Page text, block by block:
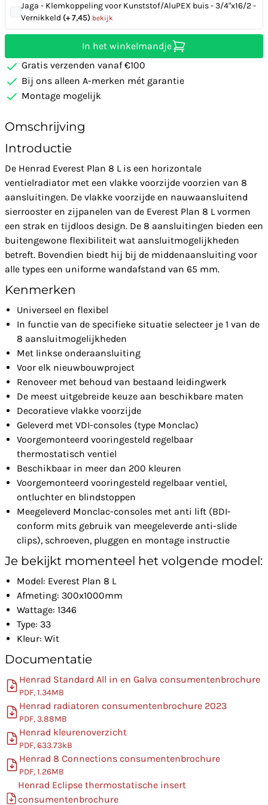
Jaga - Klemkoppeling voor Kunststof/AluPEX buis - 3/4"x16/2 -
Vernikkeld (+ 7,45) bekijk
In het winkelmandje
Gratis verzenden vanaf €100
Bij ons alleen A-merken mét garantie
Montage mogelijk
Omschrijving
Introductie
De Henrad Everest Plan 8 L is een horizontale
ventielradiator met een vlakke voorzijde voorzien van 8
aansluitingen. De vlakke voorzijde en nauwaansluitend
sierrooster en zijpanelen van de Everest Plan 8 L vormen
een strak en tijdloos design. De 8 aansluitingen bieden een
buitengewone flexibiliteit wat aansluitmogelijkheden
betreft. Bovendien biedt hij bij de middenaansluiting voor
alle types een uniforme wandafstand van 65 mm.
Kenmerken
Universeel en flexibel
In functie van de specifieke situatie selecteer je 1 van de
8 aansluitmogelijkheden
Met linkse onderaansluiting
Voor elk nieuwbouwproject
Renoveer met behoud van bestaand leidingwerk
De meest uitgebreide keuze aan beschikbare maten
Decoratieve vlakke voorzijde
Geleverd met VDI-consoles (type Monclac)
Voorgemonteerd vooringesteld regelbaar
thermostatisch ventiel
Beschikbaar in meer dan 200 kleuren
Voorgemonteerd vooringesteld regelbaar ventiel,
ontluchter en blindstoppen
Meegeleverd Monclac-consoles met anti lift (BDI-
conform mits gebruik van meegeleverde anti-slide
clips), schroeven, pluggen en montage instructie
Je bekijkt momenteel het volgende model:
Model: Everest Plan 8 L
Afmeting: 300x1000mm
Wattage: 1346
Type: 33
Kleur: Wit
Documentatie
Henrad Standard All in en Galva consumentenbrochure
PDF, 1.34MB
Henrad radiatoren consumentenbrochure 2023
PDF, 3.88MB
Henrad kleurenoverzicht
PDF, 633.73kB
Henrad 8 Connections consumentenbrochure
PDF, 1.26MB
Henrad Eclipse thermostatische insert
consumentenbrochure